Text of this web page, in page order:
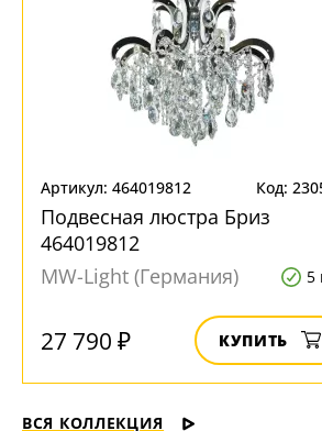
Артикул: 464019812 Код:
Подвесная люстра Бриз
464019812
MW-Light (Германия)
5
27 790 ₽ КУПИТЬ
ВСЯ КОЛЛЕКЦИЯ